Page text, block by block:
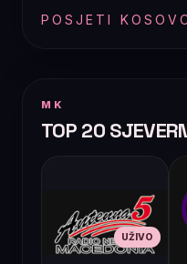
POSJETI
MK
TOP 20
UŽIVO